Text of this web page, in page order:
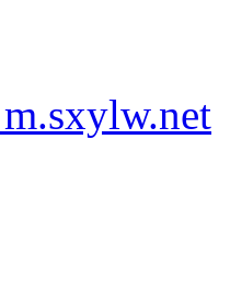
m.sxylw.net